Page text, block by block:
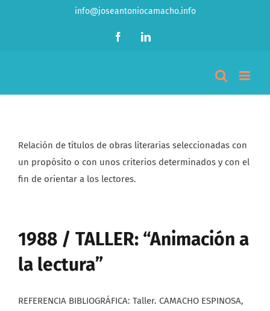
info@joseantoniocamacho.info
FacebookLinkedIn
Relación de títulos de obras literarias seleccionadas con
un propósito o con unos criterios determinados y con el
fin de orientar a los lectores.
1988 / TALLER: “Animación a
la lectura”
REFERENCIA BIBLIOGRÁFICA: Taller. CAMACHO ESPINOSA,